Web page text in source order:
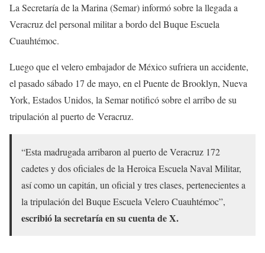
La Secretaría de la Marina (Semar) informó sobre la llegada a
Veracruz del personal militar a bordo del Buque Escuela
Cuauhtémoc.
Luego que el velero embajador de México sufriera un accidente,
el pasado sábado 17 de mayo, en el Puente de Brooklyn, Nueva
York, Estados Unidos, la Semar notificó sobre el arribo de su
tripulación al puerto de Veracruz.
“Esta madrugada arribaron al puerto de Veracruz 172
cadetes y dos oficiales de la Heroica Escuela Naval Militar,
así como un capitán, un oficial y tres clases, pertenecientes a
la tripulación del Buque Escuela Velero Cuauhtémoc”,
escribió la secretaría en su cuenta de X.